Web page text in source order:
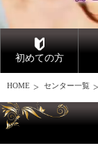
初めての方
HOME センター一覧